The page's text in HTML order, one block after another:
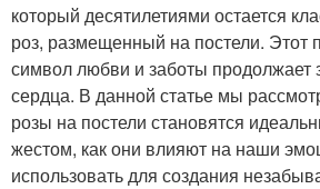
который десятилетиями остается
роз, размещенный на постели. Этот
символ любви и заботы продолжает
сердца. В данной статье мы
розы на постели становятся
жестом, как они влияют на наши
использовать для создания